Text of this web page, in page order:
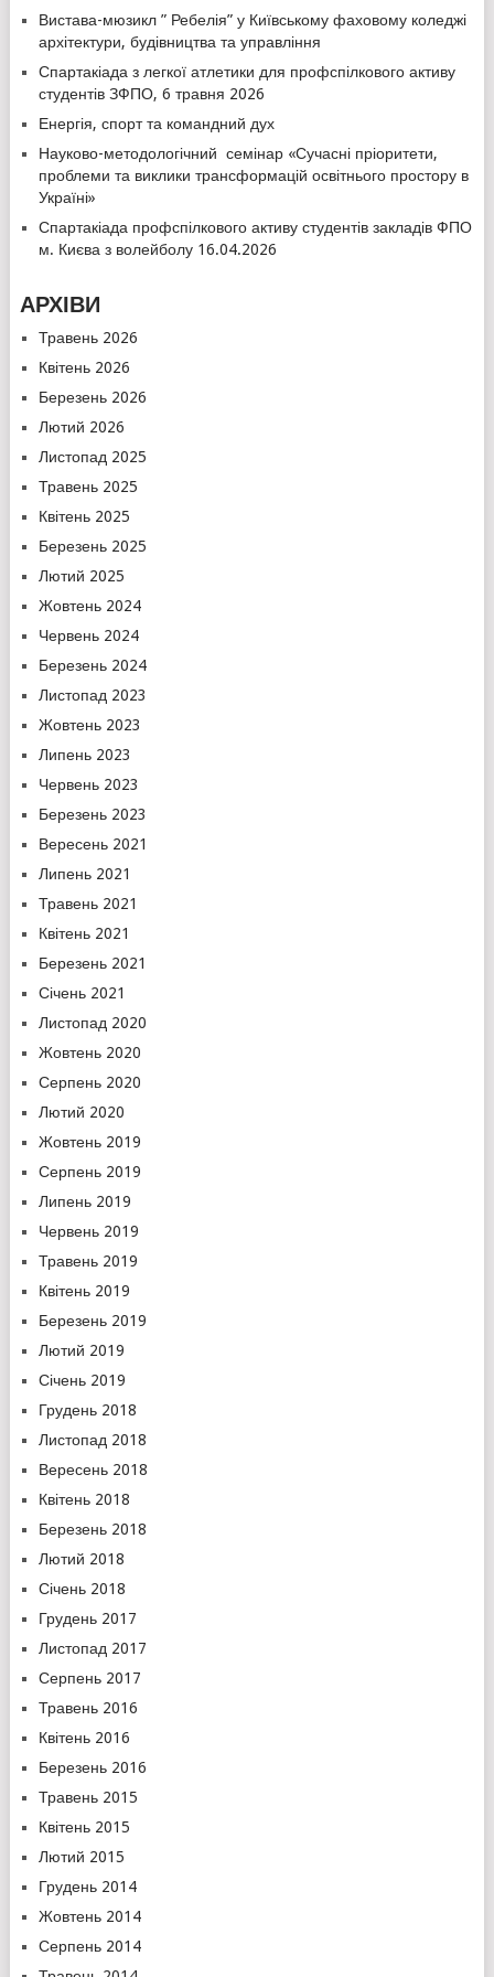
Вистава-мюзикл ” Ребелія” у Київському фаховому коледжі
архітектури, будівництва та управління
Спартакіада з легкої атлетики для профспілкового активу
студентів ЗФПО, 6 травня 2026
Енергія, спорт та командний дух
Науково-методологічний семінар «Сучасні пріоритети,
проблеми та виклики трансформацій освітнього простору в
Україні»
Спартакіада профспілкового активу студентів закладів ФПО
м. Києва з волейболу 16.04.2026
АРХІВИ
Травень 2026
Квітень 2026
Березень 2026
Лютий 2026
Листопад 2025
Травень 2025
Квітень 2025
Березень 2025
Лютий 2025
Жовтень 2024
Червень 2024
Березень 2024
Листопад 2023
Жовтень 2023
Липень 2023
Червень 2023
Березень 2023
Вересень 2021
Липень 2021
Травень 2021
Квітень 2021
Березень 2021
Січень 2021
Листопад 2020
Жовтень 2020
Серпень 2020
Лютий 2020
Жовтень 2019
Серпень 2019
Липень 2019
Червень 2019
Травень 2019
Квітень 2019
Березень 2019
Лютий 2019
Січень 2019
Грудень 2018
Листопад 2018
Вересень 2018
Квітень 2018
Березень 2018
Лютий 2018
Січень 2018
Грудень 2017
Листопад 2017
Серпень 2017
Травень 2016
Квітень 2016
Березень 2016
Травень 2015
Квітень 2015
Лютий 2015
Грудень 2014
Жовтень 2014
Серпень 2014